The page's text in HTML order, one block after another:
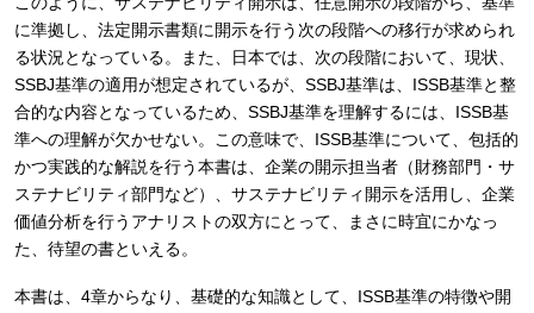
に準拠し、法定開示書類に開示を行う次の段階への移行が求められ
る状況となっている。また、日本では、次の段階において、現状、
SSBJ基準の適用が想定されているが、SSBJ基準は、ISSB基準と整
合的な内容となっているため、SSBJ基準を理解するには、ISSB基
準への理解が欠かせない。この意味で、ISSB基準について、包括的
かつ実践的な解説を行う本書は、企業の開示担当者（財務部門・サ
ステナビリティ部門など）、サステナビリティ開示を活用し、企業
価値分析を行うアナリストの双方にとって、まさに時宜にかなっ
た、待望の書といえる。
本書は、4章からなり、基礎的な知識として、ISSB基準の特徴や開